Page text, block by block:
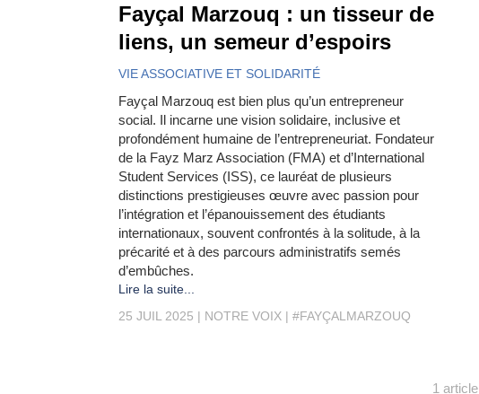
Fayçal Marzouq : un tisseur de
liens, un semeur d’espoirs
VIE ASSOCIATIVE ET SOLIDARITÉ
Fayçal Marzouq est bien plus qu’un entrepreneur
social. Il incarne une vision solidaire, inclusive et
profondément humaine de l’entrepreneuriat. Fondateur
de la Fayz Marz Association (FMA) et d’International
Student Services (ISS), ce lauréat de plusieurs
distinctions prestigieuses œuvre avec passion pour
l’intégration et l’épanouissement des étudiants
internationaux, souvent confrontés à la solitude, à la
précarité et à des parcours administratifs semés
d’embûches.
Lire la suite...
25 JUIL 2025
NOTRE VOIX #FAYÇALMARZOUQ
1 article